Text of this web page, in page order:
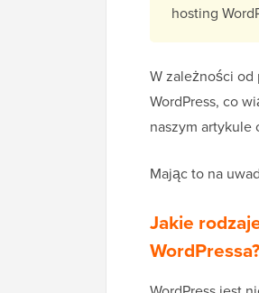
hosting
W zależności
WordPress, co
naszym artykule
Mając to na
Jakie
WordPressa?